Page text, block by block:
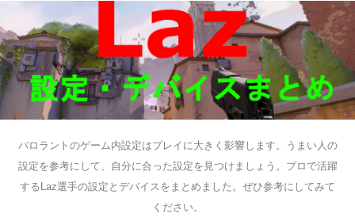
バロラントのゲーム内設定はプレイに大きく影響します。うまい人の
設定を参考にして、自分に合った設定を見つけましょう。プロで活躍
するLaz選手の設定とデバイスをまとめました。ぜひ参考にしてみて
ください。